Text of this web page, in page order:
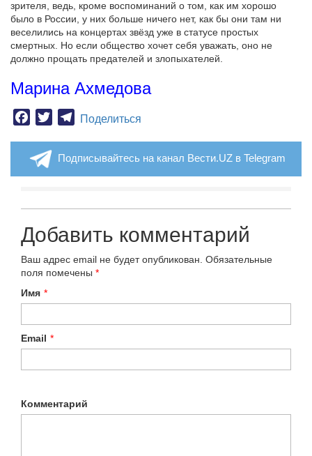
зрителя, ведь, кроме воспоминаний о том, как им хорошо
было в России, у них больше ничего нет, как бы они там ни
веселились на концертах звёзд уже в статусе простых
смертных. Но если общество хочет себя уважать, оно не
должно прощать предателей и злопыхателей.
Марина Ахмедова
Facebook
TwitterTelegram
Поделиться
Подписывайтесь на канал Вести.UZ в Telegram
Добавить комментарий
Ваш адрес email не будет опубликован. Обязательные
поля помечены *
Имя *
Email *
Комментарий